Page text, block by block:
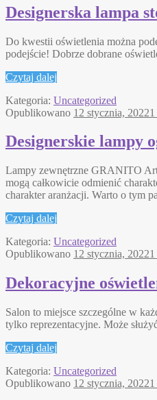
Designerska lampa
Do kwestii oświetlenia można
podejście! Dobrze dobrane
Czytaj dalej
Kategoria: Uncategorized
Opublikowano 12 stycznia, 2022
Designerskie lampy
Lampy zewnętrzne GRANITO
mogą całkowicie odmienić
charakter aranżacji. Warto o tym
Czytaj dalej
Kategoria: Uncategorized
Opublikowano 12 stycznia, 2022
Dekoracyjne
Salon to miejsce szczególne w
tylko reprezentacyjne. Może
Czytaj dalej
Kategoria: Uncategorized
Opublikowano 12 stycznia, 2022